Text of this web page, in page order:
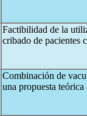
Factibilidad de la
cribado de pacientes
Combinación de
una propuesta teórica